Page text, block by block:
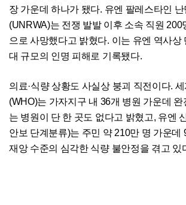
장 가운데 하나가 됐다. 유엔 팔레스타인
(UNRWA)는 전쟁 발발 이후 소속 직원 200
으로 사망했다고 밝혔다. 이는 유엔 역사상
대 규모의 인명 피해로 기록됐다.
의료·식량 상황도 사실상 붕괴 직전이다.
(WHO)는 가자지구 내 36개 병원 가운데 완
는 병원이 단 한 곳도 없다고 밝혔고, 유엔
안보 단계분류)는 주민 약 210만 명 가운데
재앙 수준의 심각한 식량 불안정을 겪고 있